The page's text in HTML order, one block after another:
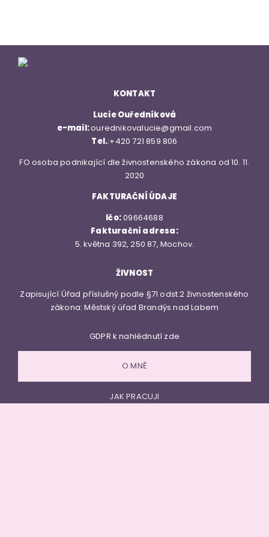
KONTAKT
Lucie Ouředníková
e-mail:ourednikovalucie@gmail.com
Tel.:+420 721 859 806
FO osoba podnikající dle živnostenského zákona od 10. 11.
2020
FAKTURAČNÍ ÚDAJE
Ičo:09664688
Fakturační adresa:
5. května 392, 250 87, Mochov.
ŽIVNOST
Zapisující Úřad příslušný podle §71 odst.2 živnostenského
zákona: Městský úřad Brandýs nad Labem
GDPR k nahlédnutí zde
O MNĚ
JAK PRACUJI